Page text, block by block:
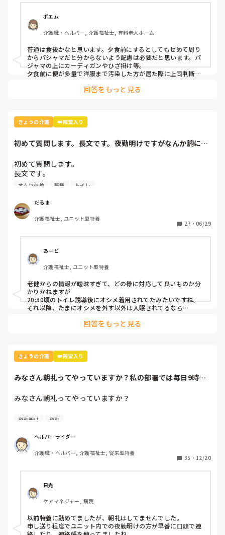
※詳細
以前は夕食後に更衣をしていたのですが、人数も多く食後の
業務も多く、遅番職員が定時で帰れない日が続きました、そ
の頃に訴えや、意思がない方は夕食前にパジャマに更衣しよ
う、ということになりました。
それからしばらく経ち入居者の状況も変わってきて、更衣す
る人数も半分程に減り、業務改善もあり、ここ最近は遅番職
員が退勤する15分前くらいには落ち着き、定時で帰れていま
たが、
わざわざ忙しい時間に着替える必要はない、
本人達が、私服、パジャマでもなんともいわないからパジャ
マでいい、
エプロンしてるし、汚れないとおもう、
など、
やはり夕食後に忙しくなることを避けます！
的に仕事するのは良いことだと思いますが、職員の都合で、
更衣する時間を決めるのはどう思いますか？？
ポエム
介護職・ヘルパー, 介護福祉士, 有料老人ホーム
普通は食後かなと思います。夕食前にするとしてもせめて周り
からパジャマだと分からないよう配慮は必要だと思います。パ
ジャマの上にカーディガンやひざ掛け等。
夕食前に便が多量で洋服まで汚染した方が居た際に上司判断で
えないよう配慮し、食堂にお連れしたことがあります。
回答をもっと見る
きょうの介護 👑殿堂入り
初めて質問します。長文です。夜勤明けですがなんか腑に落
初めて質問します。
長文です。
夜勤明けですがなんか腑に落ちなくて眠れません(-｡-;
新規のユニット型特養で働いています。
夜勤明け。今朝の話です。
昨日入所された方がいて、うちの施設で初の夜間帯を過ごし
うちの特養に来る前は老健にいた方でそこの情報をみると
トイレ誘導　20時23時
オムツ外しあり
という情報がありました（なんだかすごく分かりづらい！）
日中はトイレ誘導。手すりにつかまり立ちで立位とれるが、
就寝介助時にオムツに変えました。
夜間帯、尿意や便意で起きることなく、3時間おきくらいに
パット交換に入りました。パットに排尿はそれなりにありま
した。オムツ外しはしてませんでしたが、オムツが腰より下
がっていたので何かしらオムツをさわったのかなという感じ
・尿意や便意がない
・つかまり立ちで立位保持できるが安定はしてない
・夜間帯で一人で複数の利用者を見る中、安全を取りたい
（介護職目線つまりこっち都合もあり）
という理由で夜間はオムツの方がいいのでは。と思うのです
が、
と、上記の理由も共に送ったところ、「排泄は人としてトイ
レでするもの。なので、その視点を忘れないでほしい」と言
オムツ交換 職種 トイレ
だるま
介護福祉士, ユニット型特養
27 ・ 06/29
あーど
介護福祉士, ユニット型特養
老健からの情報が曖昧すぎて、どの様に対応して良いものか分
かりかねますが
20:30頃のトイレ誘導後にオシメ着用されてたみたいですね。
それ以降、たまにオシメを外す以外は入眠されてるなら
ただでさえ環境が変わって不穏、不眠に繋がる恐れがある中夜
間のリズムまでいきなり変えるのもどうかと思いますし...
対応をしつつ排泄のパターンをある程度掴んでから夜間はオシ
恐らくリーダーとしては質問者様が話した理由が介護者本意に
言い方に語弊があったか受け取り方の問題なのでアドバイスを
長文失礼しました。
回答をもっと見る
きょうの介護 👑殿堂入り
みなさん朝礼ってやっていますか？私の部署では毎日9時か
みなさん朝礼ってやっていますか？
私の部署では毎日9時から出勤者が集まって昨日の日中～夜
(主に日誌を読み上げる+諸連絡など)
各々が出勤後に日誌や連絡簿に目を通せば時間短縮が出来る
のにも関わらず．．．夜勤明け者も参加するのですが、今日
ちなみに朝礼の間はホールに目配りをしつつ、ほぼ放置状態
です💦こんな現場をどう思いますか？
夜勤明け 夜勤
ヘルパーライダー
介護職・ヘルパー, 介護福祉士, 従来型特養
35 ・ 12/20
日光
ケアマネジャー, 病院
以前特養に勤めてましたが、朝礼はしてませんでした。
申し送り程度でユニット内での夜勤明けの方が早番に口頭で連